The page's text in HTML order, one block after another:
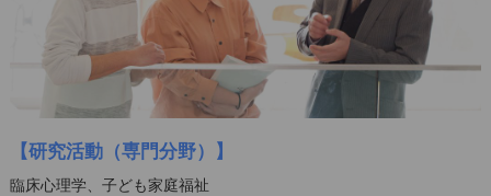
【研究活動（専門分野）】
臨床心理学、子ども家庭福祉